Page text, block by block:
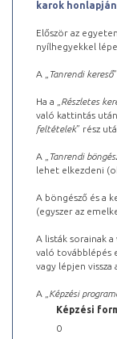
karok honlapján
Először az
nyílhegyekkel
A „ Tanrendi kereső
Ha a „ Részletes
való kattintás
feltételek” rész
A „ Tanrendi
lehet elkezdeni
A böngésző és a
(egyszer az
A listák sorainak
való továbblépés
vagy lépjen
A „ Képzési
Képzési
0